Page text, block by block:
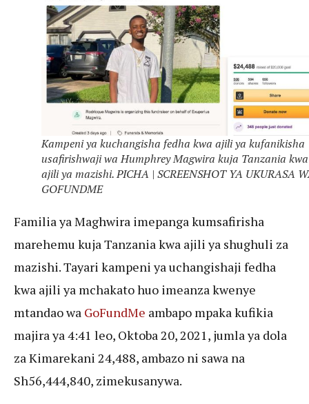
Kampeni ya kuchangisha fedha kwa ajili ya kufanikisha
usafirishwaji wa Humphrey Magwira kuja Tanzania kwa
ajili ya mazishi. PICHA | SCREENSHOT YA UKURASA
GOFUNDME
Familia ya Maghwira imepanga kumsafirisha
marehemu kuja Tanzania kwa ajili ya shughuli za
mazishi. Tayari kampeni ya uchangishaji fedha
kwa ajili ya mchakato huo imeanza kwenye
mtandao wa GoFundMe ambapo mpaka kufikia
majira ya 4:41 leo, Oktoba 20, 2021, jumla ya dola
za Kimarekani 24,488, ambazo ni sawa na
Sh56,444,840, zimekusanywa.